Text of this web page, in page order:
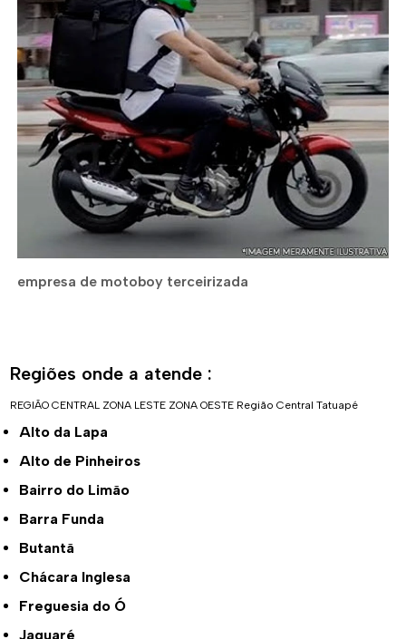
empresa de motoboy terceirizada
Regiões onde a atende :
REGIÃO CENTRAL ZONA LESTE ZONA OESTE Região Central Tatuapé
Alto da Lapa
Alto de Pinheiros
Bairro do Limão
Barra Funda
Butantã
Chácara Inglesa
Freguesia do Ó
Jaguaré